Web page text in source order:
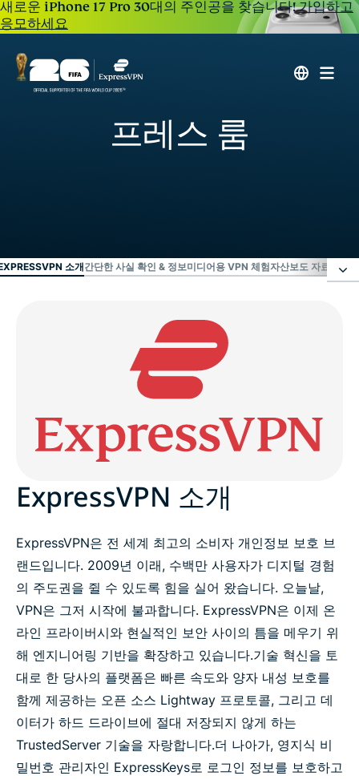
새로운 iPhone 17 Pro 30대의 주인공을 찾습니다!가입하고
응모하세요
프레스 룸
소개간단한 사실 확인 & 정보미디어용 VPN 체험자산보도 자료
간단한 사실 확인 & 정보
보도 자료
ExpressVPN 소개
ExpressVPN은 전 세계 최고의 소비자 개인정보 보호 브
랜드입니다. 2009년 이래, 수백만 사용자가 디지털 경험
의 주도권을 쥘 수 있도록 힘을 실어 왔습니다. 오늘날,
VPN은 그저 시작에 불과합니다. ExpressVPN은 이제 온
라인 프라이버시와 현실적인 보안 사이의 틈을 메우기 위
해 엔지니어링 기반을 확장하고 있습니다.기술 혁신을 토
대로 한 당사의 플랫폼은 빠른 속도와 양자 내성 보호를
함께 제공하는 오픈 소스 Lightway 프로토콜, 그리고 데
이터가 하드 드라이브에 절대 저장되지 않게 하는
TrustedServer 기술을 자랑합니다.더 나아가, 영지식 비
밀번호 관리자인 ExpressKeys로 로그인 정보를 보호하고